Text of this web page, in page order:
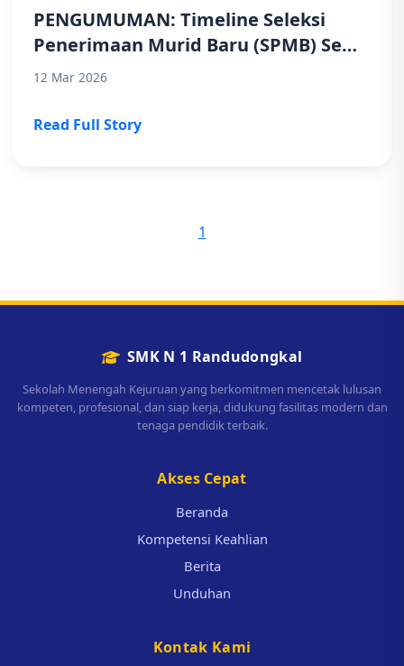
PENGUMUMAN: Timeline Seleksi
Penerimaan Murid Baru (SPMB) Semi
Boarding SMK Negeri 1
12 Mar 2026
Read Full Story
1
SMK N 1 Randudongkal
Sekolah Menengah Kejuruan yang berkomitmen mencetak lulusan
kompeten, profesional, dan siap kerja, didukung fasilitas modern dan
tenaga pendidik terbaik.
Akses Cepat
Beranda
Kompetensi Keahlian
Berita
Unduhan
Kontak Kami